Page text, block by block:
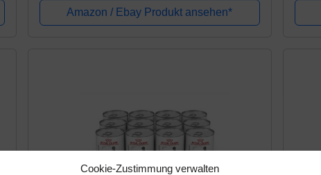
Cookie-Zustimmung verwalten
Amazon / Ebay Produkt ansehen*